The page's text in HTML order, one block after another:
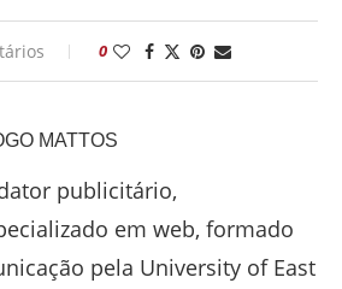
0
MATTOS
publicitário,
em web, formado
pela University of East